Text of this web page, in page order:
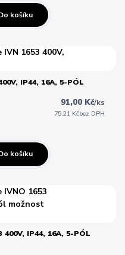
košíku
IP44, 16A, 5-PÓL
91,00 Kč/ks
75,21 Kčbez DPH
košíku
400V, IP44, 16A, 5-PÓL